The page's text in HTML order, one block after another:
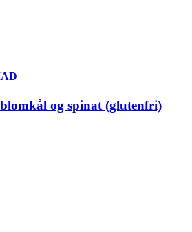
og spinat (glutenfri)